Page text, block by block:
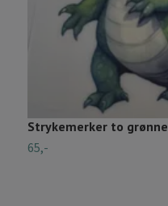
Strykemerker to
65,-